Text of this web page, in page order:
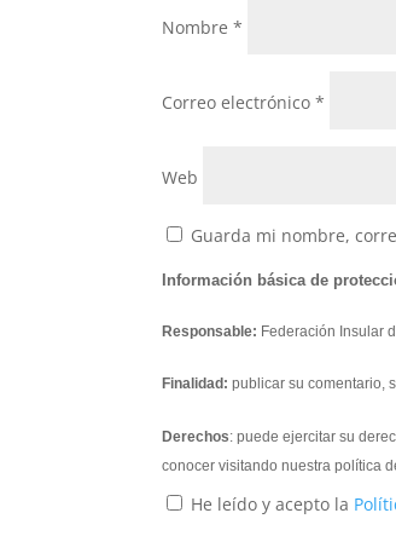
Nombre*
Correo electrónico*
Web
Guarda mi nombre,
Información básica de
Responsable: Federación Insular
Finalidad: publicar su comentario,
Derechos: puede ejercitar su
conocer visitando nuestra política
He leído y acepto la